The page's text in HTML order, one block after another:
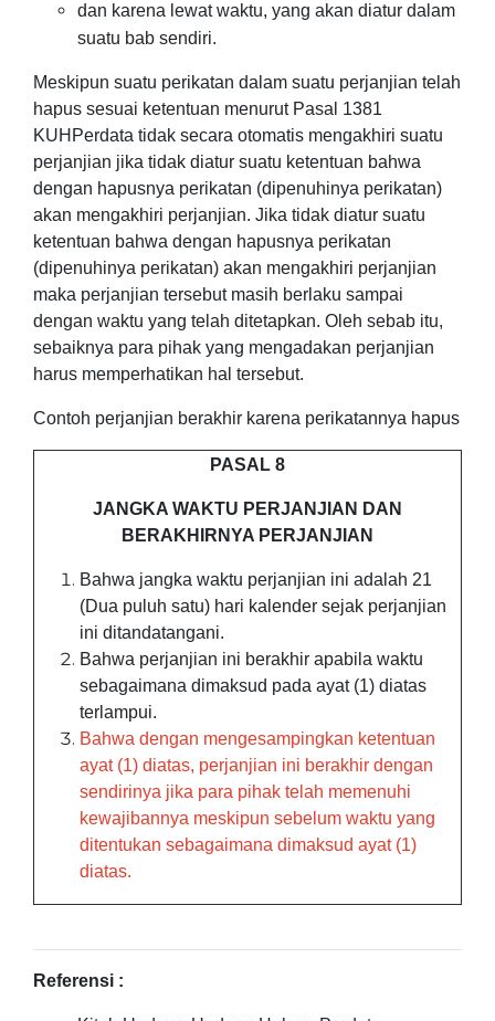
dan karena lewat waktu, yang akan diatur dalam
suatu bab sendiri.
Meskipun suatu perikatan dalam suatu perjanjian telah
hapus sesuai ketentuan menurut Pasal 1381
KUHPerdata tidak secara otomatis mengakhiri suatu
perjanjian jika tidak diatur suatu ketentuan bahwa
dengan hapusnya perikatan (dipenuhinya perikatan)
akan mengakhiri perjanjian. Jika tidak diatur suatu
ketentuan bahwa dengan hapusnya perikatan
(dipenuhinya perikatan) akan mengakhiri perjanjian
maka perjanjian tersebut masih berlaku sampai
dengan waktu yang telah ditetapkan. Oleh sebab itu,
sebaiknya para pihak yang mengadakan perjanjian
harus memperhatikan hal tersebut.
Contoh perjanjian berakhir karena perikatannya hapus
PASAL 8
JANGKA WAKTU PERJANJIAN DAN
BERAKHIRNYA PERJANJIAN
Bahwa jangka waktu perjanjian ini adalah 21
(Dua puluh satu) hari kalender sejak perjanjian
ini ditandatangani.
Bahwa perjanjian ini berakhir apabila waktu
sebagaimana dimaksud pada ayat (1) diatas
terlampui.
Bahwa dengan mengesampingkan ketentuan
ayat (1) diatas, perjanjian ini berakhir dengan
sendirinya jika para pihak telah memenuhi
kewajibannya meskipun sebelum waktu yang
ditentukan sebagaimana dimaksud ayat (1)
diatas.
Referensi :